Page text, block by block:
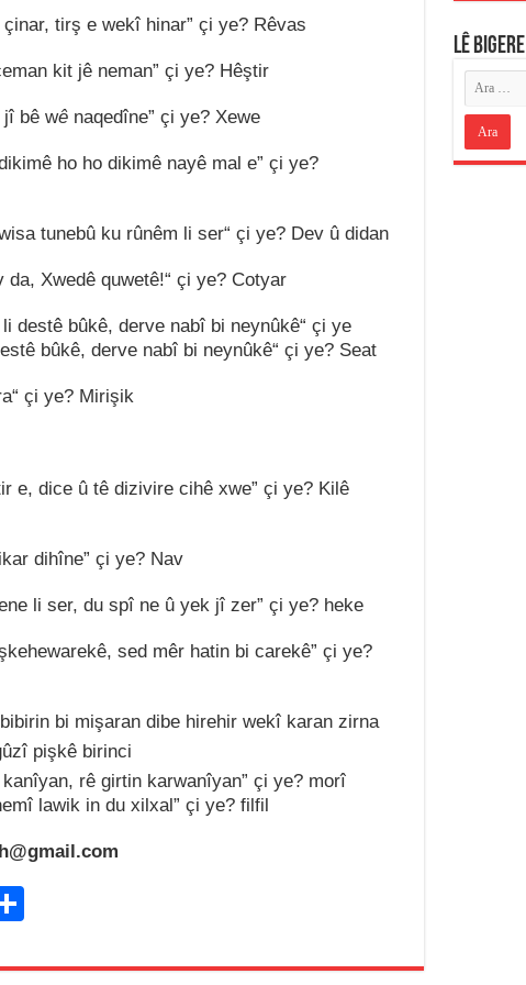
çinar, tirş e wekî hinar” çi ye? Rêvas
kit jê neman” çi ye? Hêştir
bê wê naqedîne” çi ye? Xewe
ho ho dikimê nayê mal e” çi ye?
tunebû ku rûnêm li ser“ çi ye? Dev û didan
da, Xwedê quwetê!“ çi ye? Cotyar
destê bûkê, derve nabî bi neynûkê“ çi ye
bûkê, derve nabî bi neynûkê“ çi ye? Seat
“ çi ye? Mirişik
e, dice û tê dizivire cihê xwe” çi ye? Kilê
dihîne” çi ye? Nav
li ser, du spî ne û yek jî zer” çi ye? heke
, sed mêr hatin bi carekê” çi ye?
bi mişaran dibe hirehir wekî karan zirna
pişkê birinci
, rê girtin karwanîyan” çi ye? morî
lawik in du xilxal” çi ye? filfil
ar
LÊ BIGERE